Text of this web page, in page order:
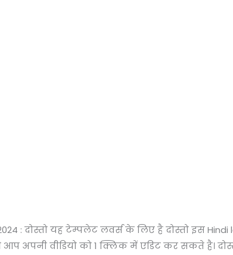
: दोस्तो यह टेम्पलेट लवर्स के लिए है दोस्तो इस
अपनी वीडियो को 1 क्लिक में एडिट कर सकते है।